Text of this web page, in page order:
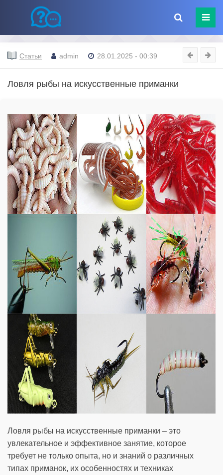
Статьи admin 28.01.2025 - 00:39
Ловля рыбы на искусственные приманки
Ловля рыбы на искусственные приманки – это
увлекательное и эффективное занятие, которое
требует не только опыта, но и знаний о различных
типах приманок, их особенностях и техниках